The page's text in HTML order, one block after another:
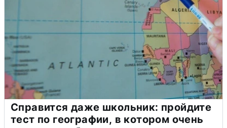
Справится даже школьник: пройдите
тест по географии, в котором очень